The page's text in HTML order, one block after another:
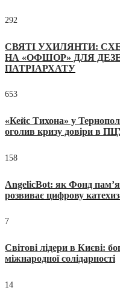
292
СВЯТІ УХИЛЯНТИ:
НА «ОФШОР» ДЛЯ
ПАТРІАРХАТУ
653
«Кейс Тихона» у
оголив кризу довіри в
158
AngelicBot: як Фонд
розвиває цифрову
7
Світові лідери в Києві:
міжнародної солідарності
14